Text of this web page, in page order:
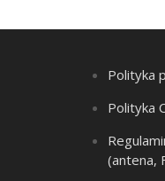
Polityka
Polityka
(antena,